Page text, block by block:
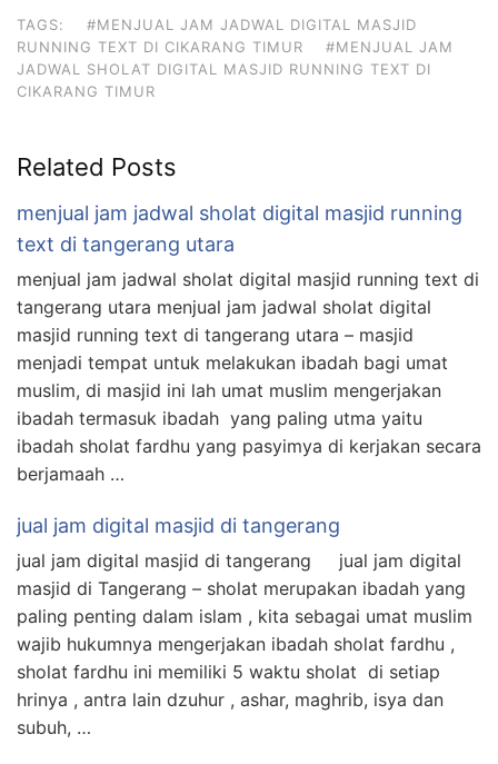
TAGS:
#MENJUAL JAM JADWAL DIGITAL MASJID
RUNNING TEXT DI CIKARANG TIMUR
#MENJUAL JAM
JADWAL SHOLAT DIGITAL MASJID RUNNING TEXT DI
CIKARANG TIMUR
Related Posts
menjual jam jadwal sholat digital masjid running
text di tangerang utara
menjual jam jadwal sholat digital masjid running text di
tangerang utara menjual jam jadwal sholat digital
masjid running text di tangerang utara – masjid
menjadi tempat untuk melakukan ibadah bagi umat
muslim, di masjid ini lah umat muslim mengerjakan
ibadah termasuk ibadah yang paling utma yaitu
ibadah sholat fardhu yang pasyimya di kerjakan secara
berjamaah …
jual jam digital masjid di tangerang
jual jam digital masjid di tangerang jual jam digital
masjid di Tangerang – sholat merupakan ibadah yang
paling penting dalam islam , kita sebagai umat muslim
wajib hukumnya mengerjakan ibadah sholat fardhu ,
sholat fardhu ini memiliki 5 waktu sholat di setiap
hrinya , antra lain dzuhur , ashar, maghrib, isya dan
subuh, …